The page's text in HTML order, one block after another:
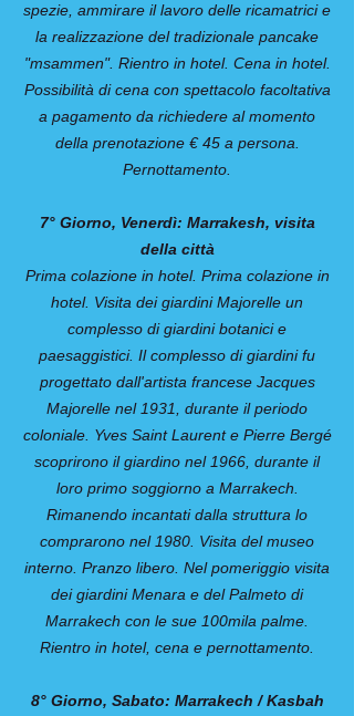
spezie, ammirare il lavoro delle ricamatrici e
la realizzazione del tradizionale pancake
"msammen". Rientro in hotel. Cena in hotel.
Possibilità di cena con spettacolo facoltativa
a pagamento da richiedere al momento
della prenotazione € 45 a persona.
Pernottamento.
7° Giorno, Venerdì: Marrakesh, visita
della città
Prima colazione in hotel. Prima colazione in
hotel. Visita dei giardini Majorelle un
complesso di giardini botanici e
paesaggistici. Il complesso di giardini fu
progettato dall'artista francese Jacques
Majorelle nel 1931, durante il periodo
coloniale. Yves Saint Laurent e Pierre Bergé
scoprirono il giardino nel 1966, durante il
loro primo soggiorno a Marrakech.
Rimanendo incantati dalla struttura lo
comprarono nel 1980. Visita del museo
interno. Pranzo libero. Nel pomeriggio visita
dei giardini Menara e del Palmeto di
Marrakech con le sue 100mila palme.
Rientro in hotel, cena e pernottamento.
8° Giorno, Sabato: Marrakech / Kasbah